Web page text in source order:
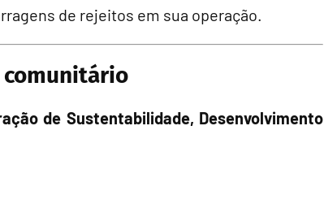
de rejeitos em sua operação.
de Sustentabilidade, Desenvolvimento